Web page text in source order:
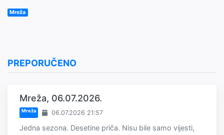
Mreža
PREPORUČENO
Mreža, 06.07.2026.
Mreža 06.07.2026 21:57
Jedna sezona. Desetine priča. Nisu bile samo vijesti,